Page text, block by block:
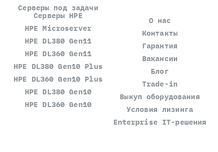
Серверы под задачи
Серверы HPE
HPE Microserver
HPE DL380 Gen11
HPE DL360 Gen11
HPE DL380 Gen10 Plus
HPE DL360 Gen10 Plus
HPE DL380 Gen10
HPE DL360 Gen10
О нас
Контакты
Гарантия
Вакансии
Блог
Trade-in
Выкуп оборудования
Условия лизинга
Enterprise IT-решения